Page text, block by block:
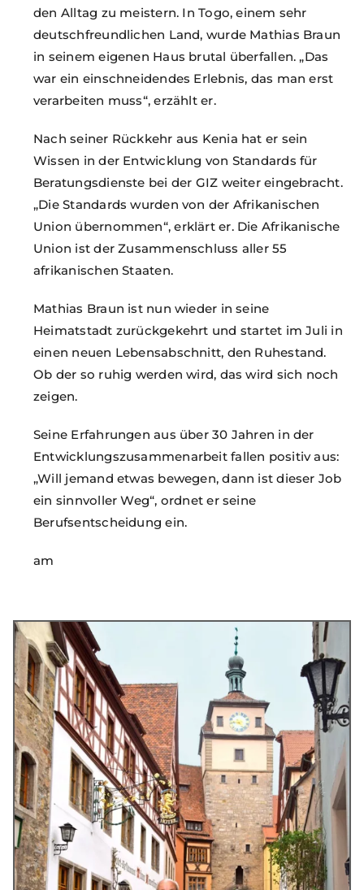
den Alltag zu meistern. In Togo, einem sehr
deutschfreundlichen Land, wurde Mathias Braun
in seinem eigenen Haus brutal überfallen. „Das
war ein einschneidendes Erlebnis, das man erst
verarbeiten muss“, erzählt er.
Nach seiner Rückkehr aus Kenia hat er sein
Wissen in der Entwicklung von Standards für
Beratungsdienste bei der GIZ weiter eingebracht.
„Die Standards wurden von der Afrikanischen
Union übernommen“, erklärt er. Die Afrikanische
Union ist der Zusammenschluss aller 55
afrikanischen Staaten.
Mathias Braun ist nun wieder in seine
Heimatstadt zurückgekehrt und startet im Juli in
einen neuen Lebensabschnitt, den Ruhestand.
Ob der so ruhig werden wird, das wird sich noch
zeigen.
Seine Erfahrungen aus über 30 Jahren in der
Entwicklungszusammenarbeit fallen positiv aus:
„Will jemand etwas bewegen, dann ist dieser Job
ein sinnvoller Weg“, ordnet er seine
Berufsentscheidung ein.
am